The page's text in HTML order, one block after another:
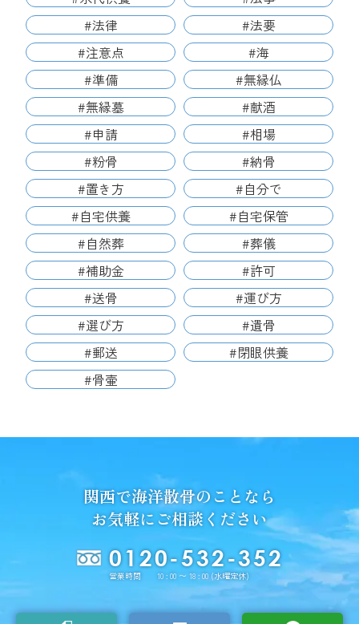
#法律
#法要
#注意点
#海
#準備
#無縁仏
#無縁墓
#献酒
#申請
#相場
#粉骨
#納骨
#置き方
#自分で
#自宅供養
#自宅保管
#自然葬
#葬儀
#補助金
#許可
#送骨
#運び方
#選び方
#遺骨
#郵送
#閉眼供養
#骨壷
関西で海洋散骨のことなら
お気軽にご相談ください
0120-532-352
営業時間 10 : 00 〜 18 : 00 (水曜定休)